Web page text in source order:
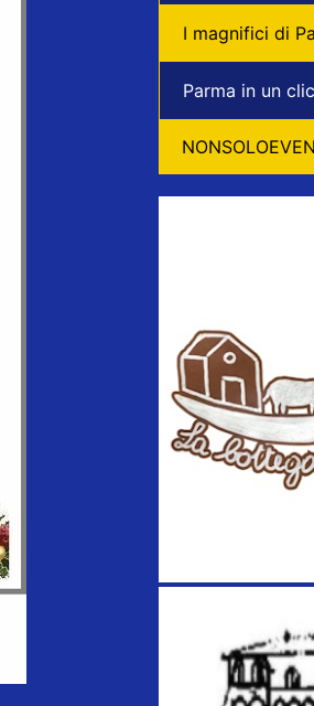
I magnifici di
Parma in un